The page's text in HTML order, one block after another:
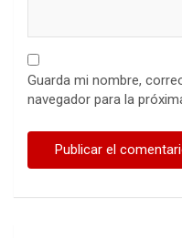
Guarda mi nombre,
navegador para la